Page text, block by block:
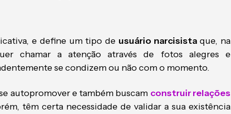
e define um tipo de usuário narcisistaque, na
chamar a atenção através de fotos alegres e
se condizem ou não com o momento.
autopromover e também buscam construir relações
têm certa necessidade de validar a sua existência